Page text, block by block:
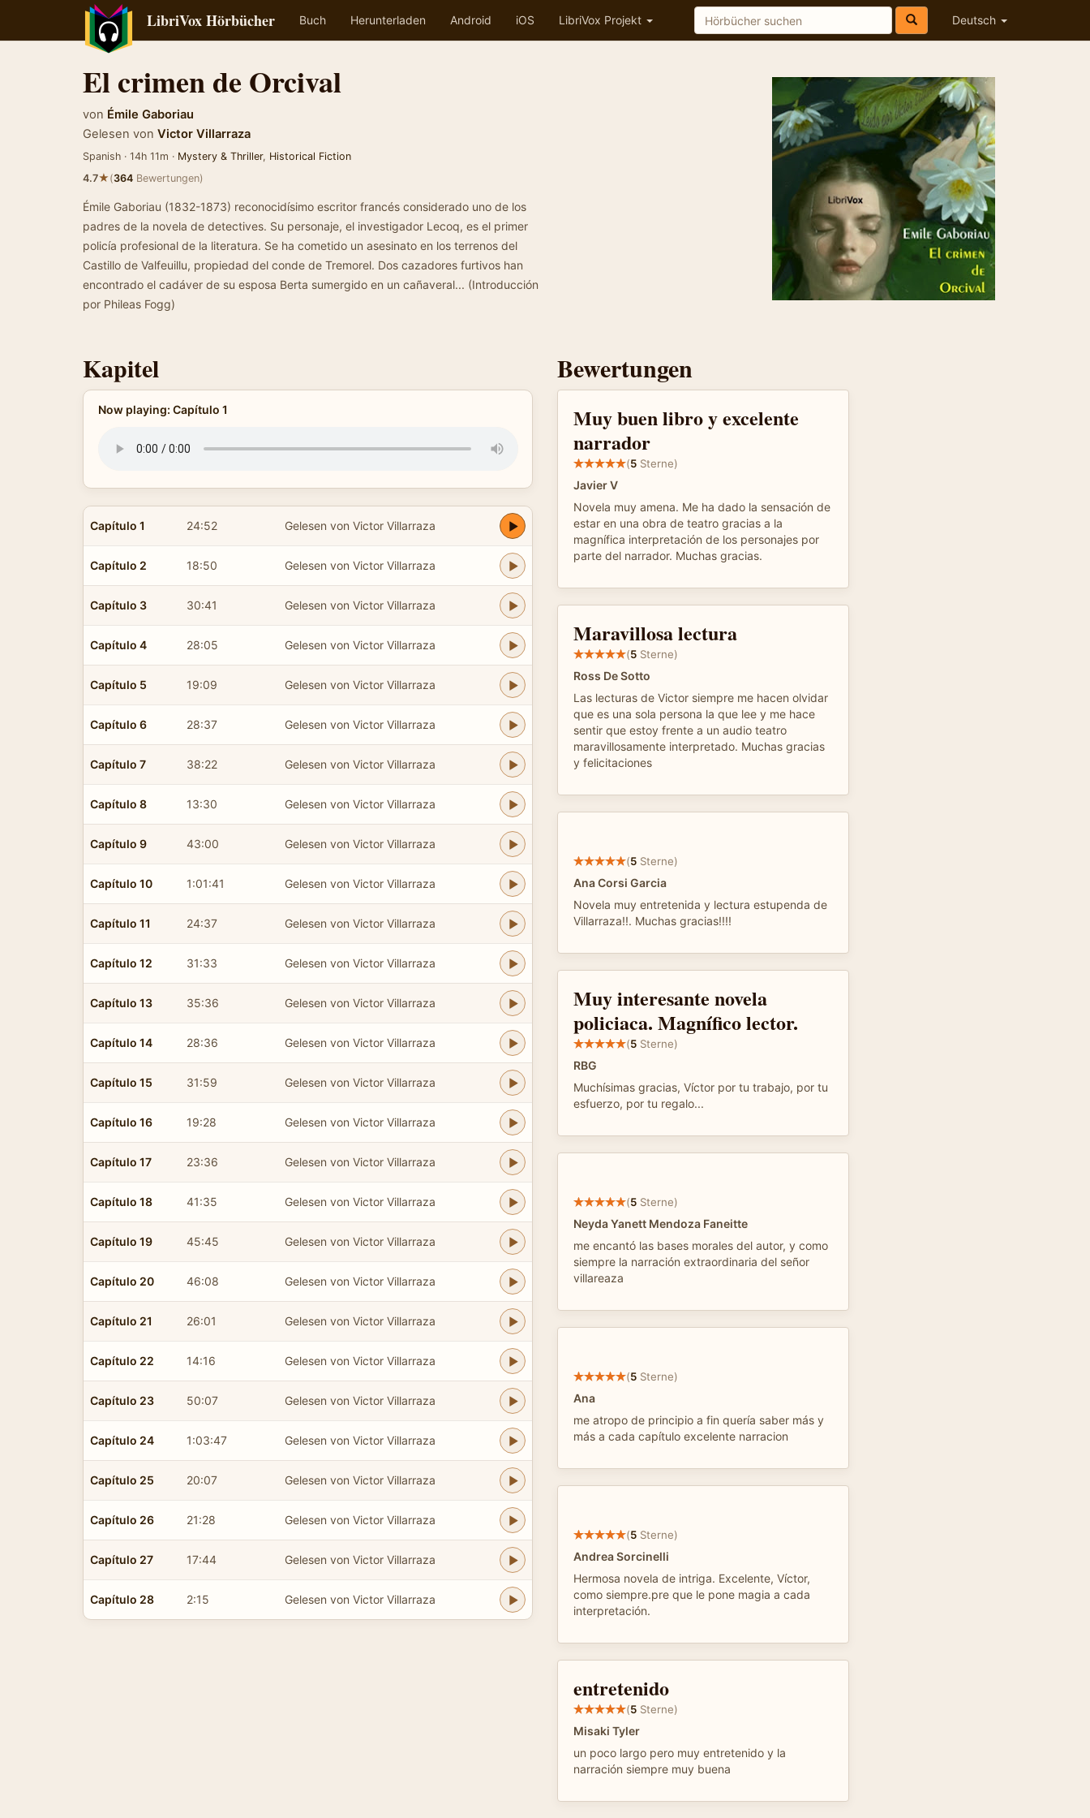
LibriVox Hörbücher Buch Herunterladen Android iOS LibriVox Projekt Deutsch
El crimen de Orcival
von Émile Gaboriau
Gelesen von Victor Villarraza
Spanish · 14h 11m · Mystery & Thriller, Historical Fiction
4.7★(364 Bewertungen)
Émile Gaboriau (1832-1873) reconocidísimo escritor francés considerado uno de los
padres de la novela de detectives. Su personaje, el investigador Lecoq, es el primer
policía profesional de la literatura. Se ha cometido un asesinato en los terrenos del
Castillo de Valfeuillu, propiedad del conde de Tremorel. Dos cazadores furtivos han
encontrado el cadáver de su esposa Berta sumergido en un cañaveral... (Introducción
por Phileas Fogg)
Kapitel
Now playing: Capítulo 1
Capítulo 1 24:52 Gelesen von Victor Villarraza
Capítulo 2 18:50 Gelesen von Victor Villarraza
Capítulo 3 30:41 Gelesen von Victor Villarraza
Capítulo 4 28:05 Gelesen von Victor Villarraza
Capítulo 5 19:09 Gelesen von Victor Villarraza
Capítulo 6 28:37 Gelesen von Victor Villarraza
Capítulo 7 38:22 Gelesen von Victor Villarraza
Capítulo 8 13:30 Gelesen von Victor Villarraza
Capítulo 9 43:00 Gelesen von Victor Villarraza
Capítulo 10 1:01:41 Gelesen von Victor Villarraza
Capítulo 11 24:37 Gelesen von Victor Villarraza
Capítulo 12 31:33 Gelesen von Victor Villarraza
Capítulo 13 35:36 Gelesen von Victor Villarraza
Capítulo 14 28:36 Gelesen von Victor Villarraza
Capítulo 15 31:59 Gelesen von Victor Villarraza
Capítulo 16 19:28 Gelesen von Victor Villarraza
Capítulo 17 23:36 Gelesen von Victor Villarraza
Capítulo 18 41:35 Gelesen von Victor Villarraza
Capítulo 19 45:45 Gelesen von Victor Villarraza
Capítulo 20 46:08 Gelesen von Victor Villarraza
Capítulo 21 26:01 Gelesen von Victor Villarraza
Capítulo 22 14:16 Gelesen von Victor Villarraza
Capítulo 23 50:07 Gelesen von Victor Villarraza
Capítulo 24 1:03:47 Gelesen von Victor Villarraza
Capítulo 25 20:07 Gelesen von Victor Villarraza
Capítulo 26 21:28 Gelesen von Victor Villarraza
Capítulo 27 17:44 Gelesen von Victor Villarraza
Capítulo 28 2:15 Gelesen von Victor Villarraza
Bewertungen
Muy buen libro y excelente
narrador
(5 Sterne)
Javier V
Novela muy amena. Me ha dado la sensación de
estar en una obra de teatro gracias a la
magnífica interpretación de los personajes por
parte del narrador. Muchas gracias.
Maravillosa lectura
(5 Sterne)
Ross De Sotto
Las lecturas de Victor siempre me hacen olvidar
que es una sola persona la que lee y me hace
sentir que estoy frente a un audio teatro
maravillosamente interpretado. Muchas gracias
y felicitaciones
(5 Sterne)
Ana Corsi Garcia
Novela muy entretenida y lectura estupenda de
Villarraza!!. Muchas gracias!!!!
Muy interesante novela
policiaca. Magnífico lector.
(5 Sterne)
RBG
Muchísimas gracias, Víctor por tu trabajo, por tu
esfuerzo, por tu regalo...
(5 Sterne)
Neyda Yanett Mendoza Faneitte
me encantó las bases morales del autor, y como
siempre la narración extraordinaria del señor
villareaza
(5 Sterne)
Ana
me atropo de principio a fin quería saber más y
más a cada capítulo excelente narracion
(5 Sterne)
Andrea Sorcinelli
Hermosa novela de intriga. Excelente, Víctor,
como siempre.pre que le pone magia a cada
interpretación.
entretenido
(5 Sterne)
Misaki Tyler
un poco largo pero muy entretenido y la
narración siempre muy buena